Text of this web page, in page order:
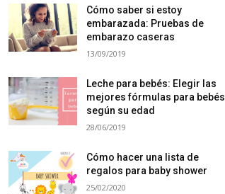
Cómo saber si estoy
embarazada: Pruebas de
embarazo caseras
13/09/2019
Leche para bebés: Elegir las
mejores fórmulas para bebés
según su edad
28/06/2019
Cómo hacer una lista de
regalos para baby shower
25/02/2020